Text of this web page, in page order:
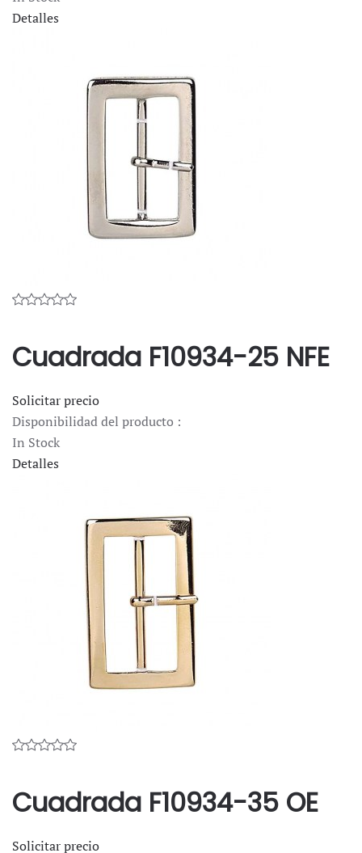
Detalles
Cuadrada F10934-25 NFE
Solicitar precio
Disponibilidad del producto :
In Stock
Detalles
Cuadrada F10934-35 OE
Solicitar precio